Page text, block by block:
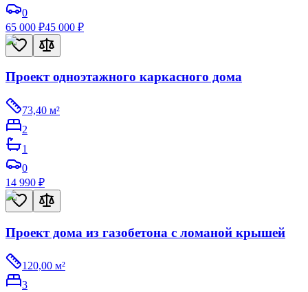
0
65 000 ₽45 000 ₽
Проект одноэтажного каркасного дома
73,40 м²
2
1
0
14 990 ₽
Проект дома из газобетона с ломаной крышей
120,00 м²
3